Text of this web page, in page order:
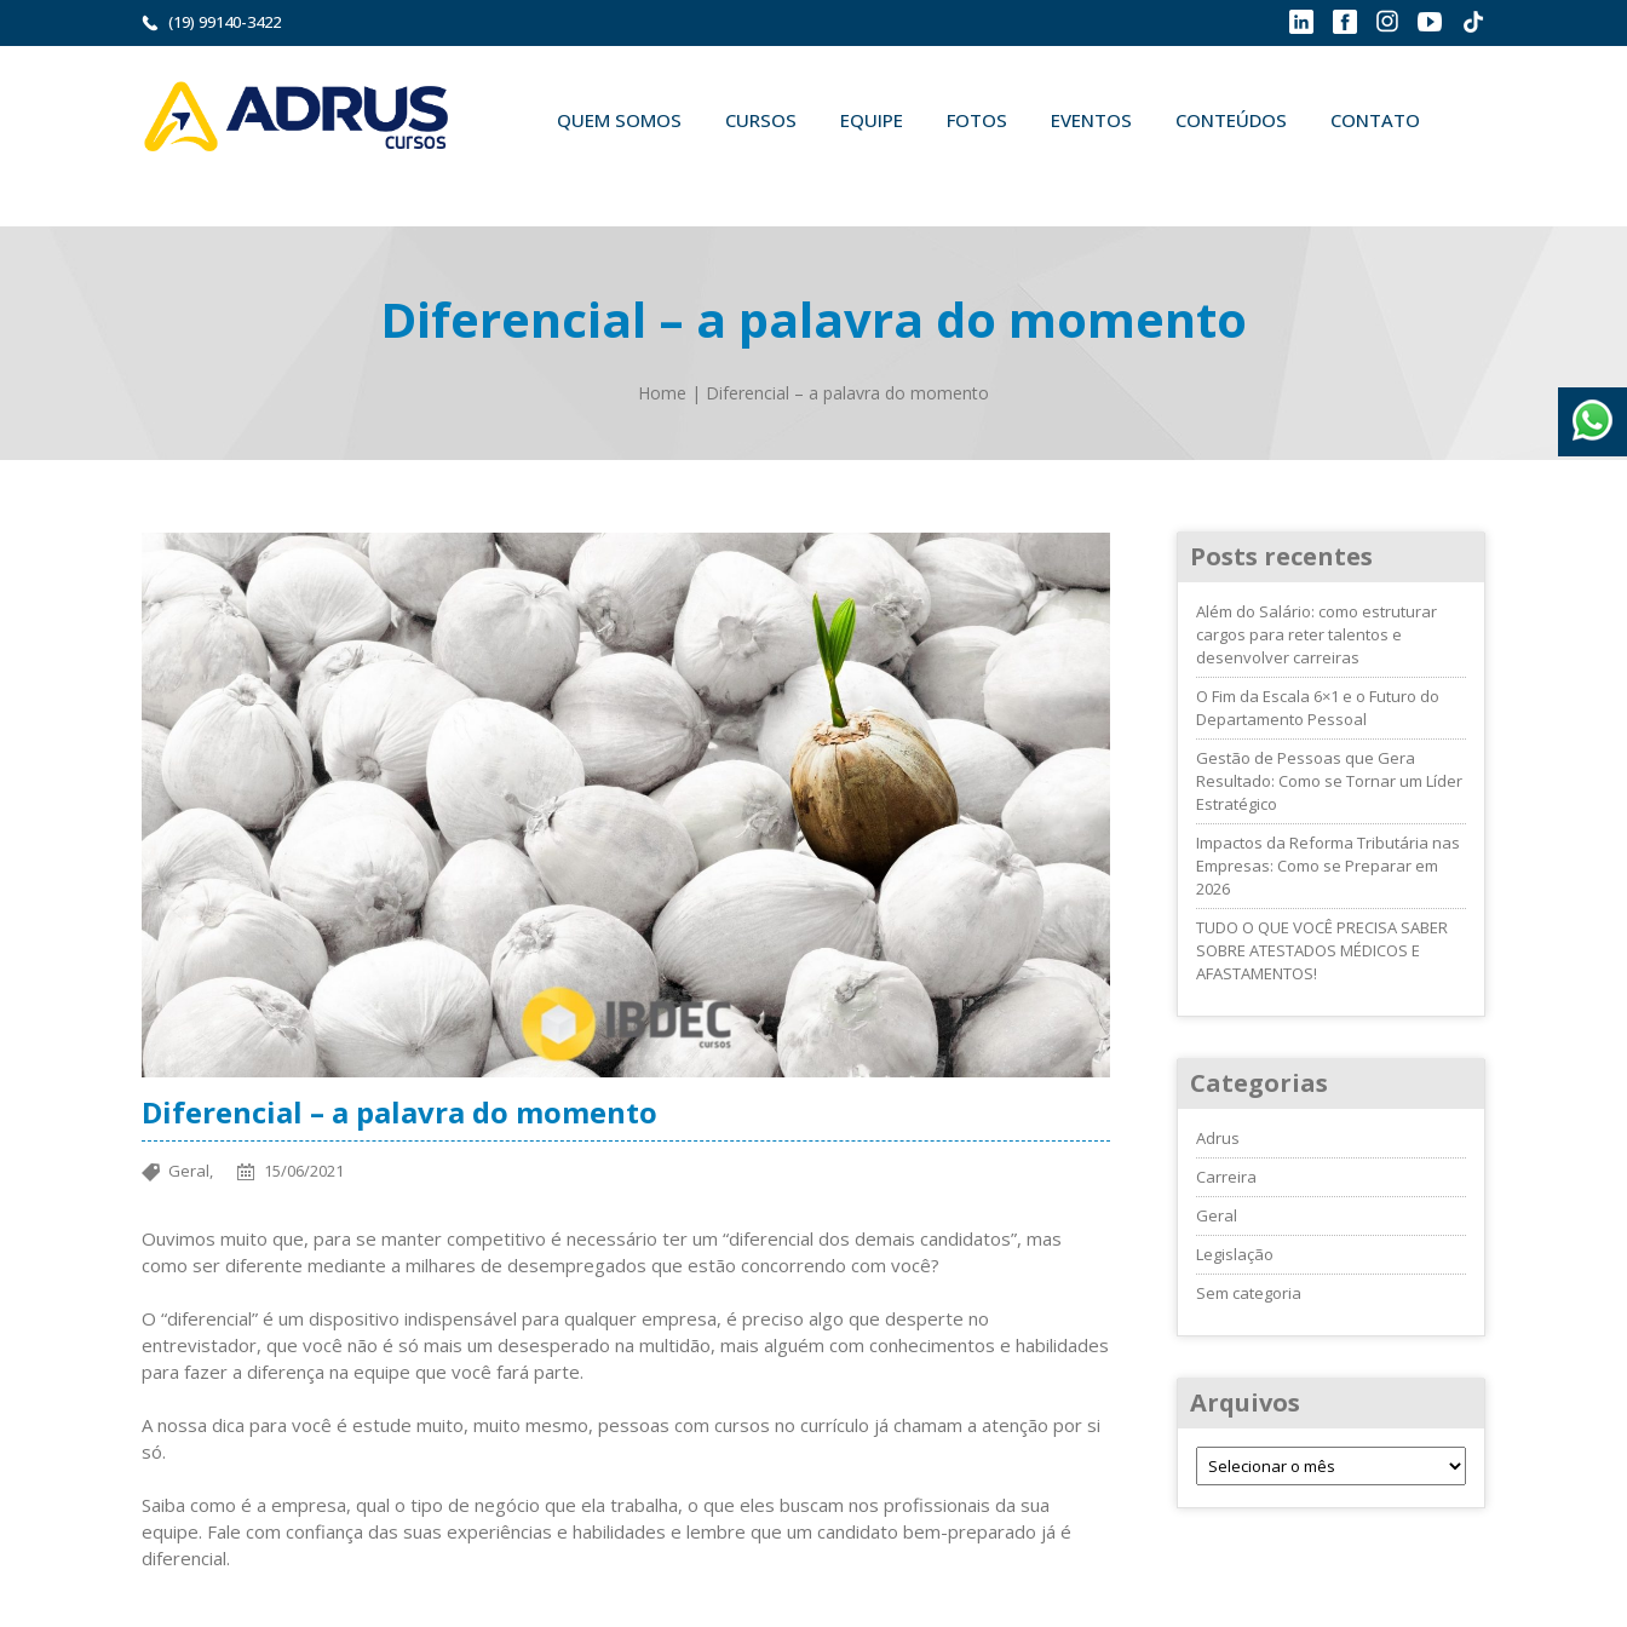
(19) 99140-3422
QUEM SOMOS CURSOS EQUIPE FOTOS EVENTOS CONTEÚDOS CONTATO
Diferencial – a palavra do momento
Home | Diferencial – a palavra do momento
Diferencial – a palavra do momento
Geral, 15/06/2021
Ouvimos muito que, para se manter competitivo é necessário ter um “diferencial dos demais candidatos”, mas
como ser diferente mediante a milhares de desempregados que estão concorrendo com você?
O “diferencial” é um dispositivo indispensável para qualquer empresa, é preciso algo que desperte no
entrevistador, que você não é só mais um desesperado na multidão, mais alguém com conhecimentos e habilidades
para fazer a diferença na equipe que você fará parte.
A nossa dica para você é estude muito, muito mesmo, pessoas com cursos no currículo já chamam a atenção por si
só.
Saiba como é a empresa, qual o tipo de negócio que ela trabalha, o que eles buscam nos profissionais da sua
equipe. Fale com confiança das suas experiências e habilidades e lembre que um candidato bem-preparado já é
diferencial.
Posts recentes
Além do Salário: como estruturar
cargos para reter talentos e
desenvolver carreiras
O Fim da Escala 6×1 e o Futuro do
Departamento Pessoal
Gestão de Pessoas que Gera
Resultado: Como se Tornar um Líder
Estratégico
Impactos da Reforma Tributária nas
Empresas: Como se Preparar em
2026
TUDO O QUE VOCÊ PRECISA SABER
SOBRE ATESTADOS MÉDICOS E
AFASTAMENTOS!
Categorias
Adrus
Carreira
Geral
Legislação
Sem categoria
Arquivos